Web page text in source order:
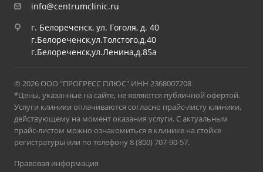
info@centrumclinic.ru
г. Белореченск, ул. Гоголя, д. 40
г.Белореченск,ул.Толстого,д.40
г.Белореченск,ул.Ленина,д.85а
© 2026 ООО "ПРОГРЕСС ПЛЮС" ИНН 2368007208
*Цены, указанные на сайте, не являются публичной офертой.
Услуги клиники оплачиваются согласно прайс-листу клиники,
действующему на момент оказания услуги. С актуальным
прайс-листом можно ознакомиться в клинике на стойке
регистратуры или по телефону 8 (800) 707-90-57.
Правовая информация